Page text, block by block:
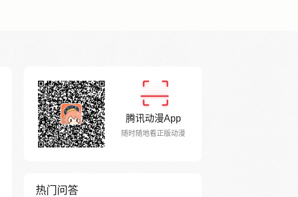
腾讯动漫App
随时随地看正版动漫
热门问答